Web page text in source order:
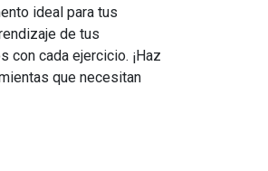
ideal para tus
de tus
cada ejercicio. ¡Haz
que necesitan